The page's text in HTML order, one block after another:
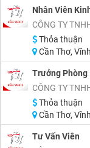
Nhân Viên
CÔNG TY
Thỏa thuận
Cần Thơ, Vĩnh Long,
Trưởng Phòng
CÔNG TY
Thỏa thuận
Cần Thơ, Vĩnh
Tư Vấn Viên